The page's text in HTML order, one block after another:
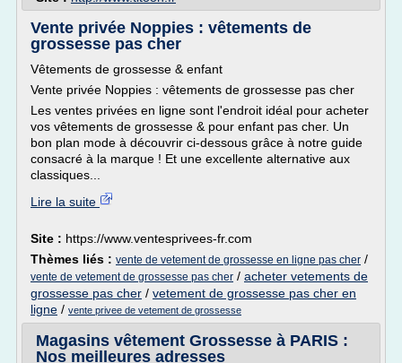
Vente privée Noppies : vêtements de
grossesse pas cher
Vêtements de grossesse & enfant
Vente privée Noppies : vêtements de grossesse pas cher
Les ventes privées en ligne sont l'endroit idéal pour acheter
vos vêtements de grossesse & pour enfant pas cher. Un
bon plan mode à découvrir ci-dessous grâce à notre guide
consacré à la marque ! Et une excellente alternative aux
classiques...
Lire la suite
Site : https://www.ventesprivees-fr.com
Thèmes liés : vente de vetement de grossesse en ligne pas cher /
vente de vetement de grossesse pas cher / acheter vetements de
grossesse pas cher / vetement de grossesse pas cher en
ligne / vente privee de vetement de grossesse
Magasins vêtement Grossesse à PARIS :
Nos meilleures adresses